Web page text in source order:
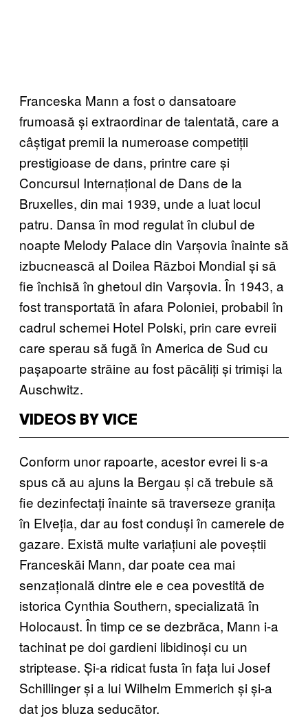
Franceska Mann a fost o dansatoare
frumoasă și extraordinar de talentată, care a
câștigat premii la numeroase competiții
prestigioase de dans, printre care și
Concursul Internațional de Dans de la
Bruxelles, din mai 1939, unde a luat locul
patru. Dansa în mod regulat în clubul de
noapte Melody Palace din Varșovia înainte să
izbucnească al Doilea Război Mondial și să
fie închisă în ghetoul din Varșovia. În 1943, a
fost transportată în afara Poloniei, probabil în
cadrul schemei Hotel Polski, prin care evreii
care sperau să fugă în America de Sud cu
pașapoarte străine au fost păcăliți și trimiși la
Auschwitz.
VIDEOS BY VICE
Conform unor rapoarte, acestor evrei li s-a
spus că au ajuns la Bergau și că trebuie să
fie dezinfectați înainte să traverseze granița
în Elveția, dar au fost conduși în camerele de
gazare. Există multe variațiuni ale poveștii
Franceskăi Mann, dar poate cea mai
senzațională dintre ele e cea povestită de
istorica Cynthia Southern, specializată în
Holocaust. În timp ce se dezbrăca, Mann i-a
tachinat pe doi gardieni libidinoși cu un
striptease. Și-a ridicat fusta în fața lui Josef
Schillinger și a lui Wilhelm Emmerich și și-a
dat jos bluza seducător.